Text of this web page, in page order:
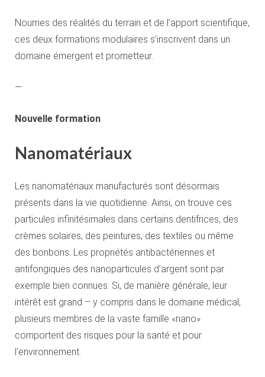
Nourries des réalités du terrain et de l’apport scientifique,
ces deux formations modulaires s’inscrivent dans un
domaine émergent et prometteur.
—
Nouvelle formation
Nanomatériaux
Les nanomatériaux manufacturés sont désormais
présents dans la vie quotidienne. Ainsi, on trouve ces
particules infinitésimales dans certains dentifrices, des
crèmes solaires, des peintures, des textiles ou même
des bonbons. Les propriétés antibactériennes et
antifongiques des nanoparticules d’argent sont par
exemple bien connues. Si, de manière générale, leur
intérêt est grand – y compris dans le domaine médical,
plusieurs membres de la vaste famille «nano»
comportent des risques pour la santé et pour
l’environnement.